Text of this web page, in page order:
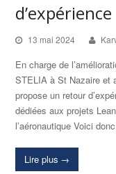
13 mai 2024
En charge de
STELIA à St Nazaire et
propose un retour
dédiées aux projets
l’aéronautique Voici
Lire plus →